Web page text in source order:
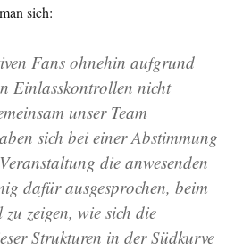
man sich:
Fans ohnehin aufgrund
Einlasskontrollen nicht
unser Team
sich bei einer Abstimmung
die anwesenden
dafür ausgesprochen, beim
zeigen, wie sich die
Strukturen in der Südkurve